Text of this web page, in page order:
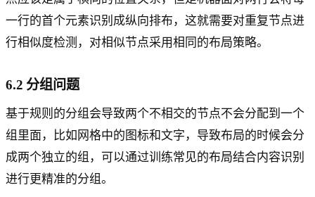
一行的首个元素识别成纵向排布，这就需要对重复节点进
行相似度检测，对相似节点采用相同的布局策略。
6.2 分组问题
基于规则的分组会导致两个不相交的节点不会分配到一个
组里面，比如网格中的图标和文字，导致布局的时候会分
成两个独立的组，可以通过训练常见的布局结合内容识别
进行更精准的分组。